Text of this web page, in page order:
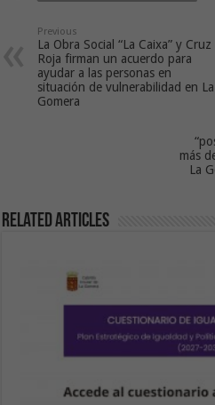
Previous
La Obra Social “La Caixa” y Cruz
Roja firman un acuerdo para
ayudar a las personas en
situación de vulnerabilidad en La
Gomera
más
La
Related Articles